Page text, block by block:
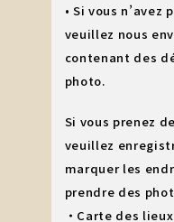
• Si vous
veuillez nous
contenant des
photo.
Si vous prenez
veuillez
marquer les
prendre des
・Carte des